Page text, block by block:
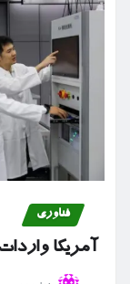
فناوری
آمریکا